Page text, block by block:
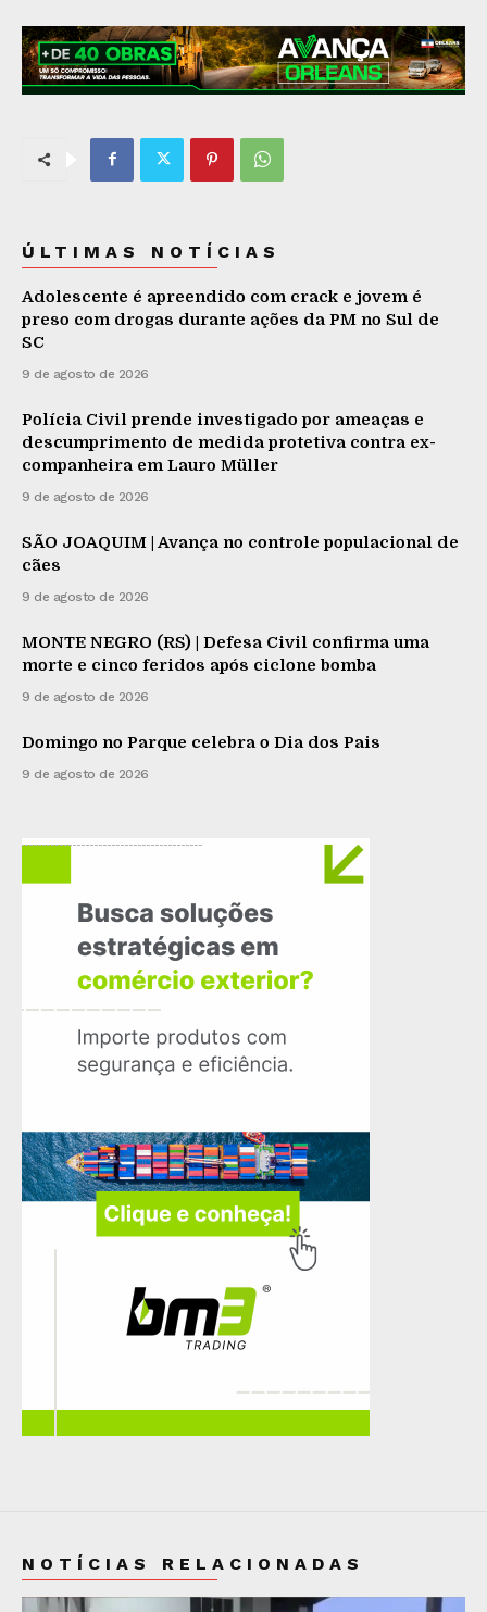
ÚLTIMAS NOTÍCIAS
Adolescente é apreendido com crack e jovem é
preso com drogas durante ações da PM no Sul de
SC
9 de agosto de 2026
Polícia Civil prende investigado por ameaças e
descumprimento de medida protetiva contra ex-
companheira em Lauro Müller
9 de agosto de 2026
SÃO JOAQUIM | Avança no controle populacional de
cães
9 de agosto de 2026
MONTE NEGRO (RS) | Defesa Civil confirma uma
morte e cinco feridos após ciclone bomba
9 de agosto de 2026
Domingo no Parque celebra o Dia dos Pais
9 de agosto de 2026
NOTÍCIAS RELACIONADAS